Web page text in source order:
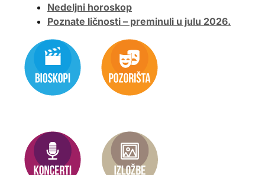
Nedeljni horoskop
Poznate ličnosti – preminuli u julu 2026.